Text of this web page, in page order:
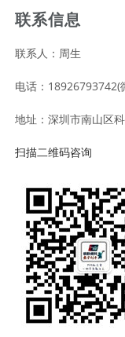
联系信息
联系人：周生
电话：18926793742(
地址：深圳市南山区
扫描二维码咨询